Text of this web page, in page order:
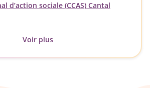
d’action sociale (CCAS) Cantal
Voir plus